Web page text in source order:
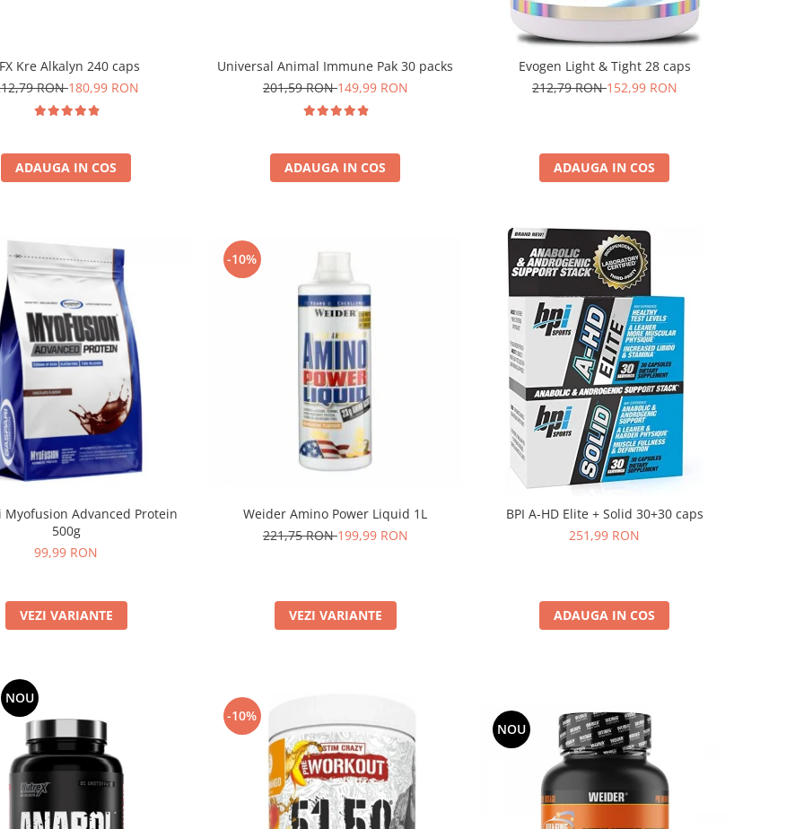
Kre Alkalyn 240 caps
RON180,99 RON
ADAUGA IN COS
Universal Animal Immune Pak 30 packs
201,59 RON149,99 RON
ADAUGA IN COS
Evogen Light & Tight 28 caps
212,79 RON152,99 RON
ADAUGA IN COS
Myofusion Advanced Protein
500g
99,99 RON
VEZI VARIANTE
-10%
Weider Amino Power Liquid 1L
221,75 RON199,99 RON
VEZI VARIANTE
BPI A-HD Elite + Solid 30+30 caps
251,99 RON
ADAUGA IN COS
NOU
-10%
NOU